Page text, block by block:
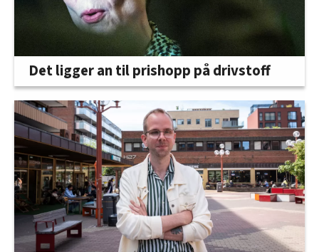
Det ligger an til prishopp på drivstoff